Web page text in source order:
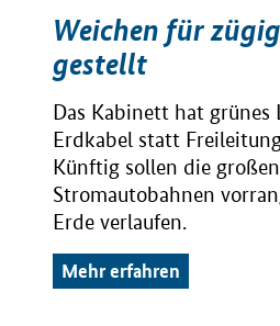
Weichen für
gestellt
Das Kabinett hat
Erdkabel statt
Künftig sollen die
Stromautobahnen
Erde verlaufen.
Mehr erfahren